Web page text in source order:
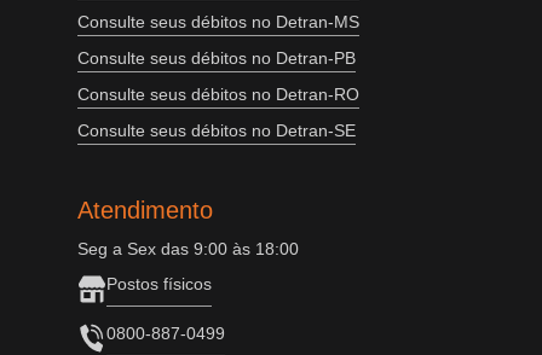
Consulte seus débitos no Detran-MS
Consulte seus débitos no Detran-PB
Consulte seus débitos no Detran-RO
Consulte seus débitos no Detran-SE
Atendimento
Seg a Sex das 9:00 às 18:00
Postos físicos
0800-887-0499